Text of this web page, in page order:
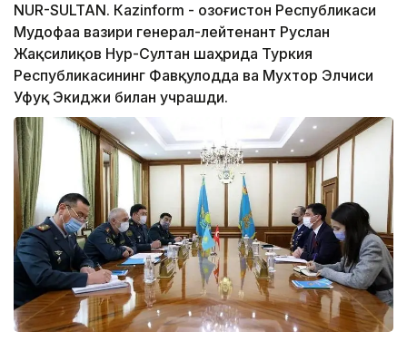
NUR-SULTAN. Кazinform - Қозоғистон Республикаси
Мудофаа вазири генерал-лейтенант Руслан
Жақсилиқов Нур-Султан шаҳрида Туркия
Республикасининг Фавқулодда ва Мухтор Элчиси
Уфуқ Экиджи билан учрашди.